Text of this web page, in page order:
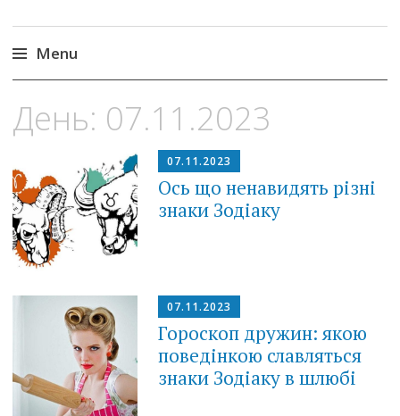
Menu
to
content
День: 07.11.2023
07.11.2023
Ось що ненавидять різні
знаки Зодіаку
07.11.2023
Гороскоп дружин: якою
поведінкою славляться
знаки Зодіаку в шлюбі